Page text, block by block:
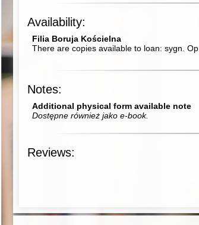
Availability:
Filia Boruja Kościelna
There are copies available to loan: sygn. Op
Notes:
Additional physical form available note
Dostępne również jako e-book.
Reviews: